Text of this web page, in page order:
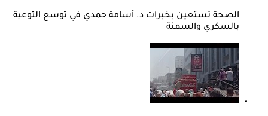
الصحة تستعين بخبرات د. أسامة حمدي في توسع التوعية
بالسكري والسمنة